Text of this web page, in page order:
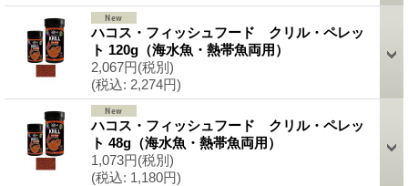
ハコス・フィッシュフード クリル・ペレッ
ト 120g（海水魚・熱帯魚両用）
2,067円(税別)
(税込: 2,274円)
ハコス・フィッシュフード クリル・ペレッ
ト 48g（海水魚・熱帯魚両用）
1,073円(税別)
(税込: 1,180円)